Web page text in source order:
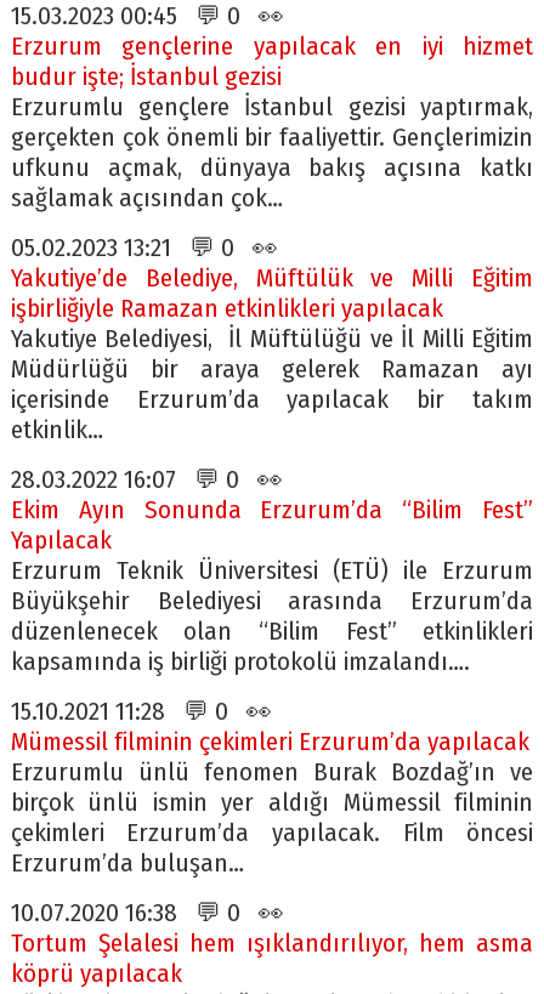
15.03.2023 00:45 💬 0 👀
Erzurum gençlerine yapılacak en iyi hizmet
budur işte; İstanbul gezisi
Erzurumlu gençlere İstanbul gezisi yaptırmak,
gerçekten çok önemli bir faaliyettir. Gençlerimizin
ufkunu açmak, dünyaya bakış açısına katkı
sağlamak açısından çok…
05.02.2023 13:21 💬 0 👀
Yakutiye’de Belediye, Müftülük ve Milli Eğitim
işbirliğiyle Ramazan etkinlikleri yapılacak
Yakutiye Belediyesi, İl Müftülüğü ve İl Milli Eğitim
Müdürlüğü bir araya gelerek Ramazan ayı
içerisinde Erzurum’da yapılacak bir takım
etkinlik…
28.03.2022 16:07 💬 0 👀
Ekim Ayın Sonunda Erzurum’da “Bilim Fest”
Yapılacak
Erzurum Teknik Üniversitesi (ETÜ) ile Erzurum
Büyükşehir Belediyesi arasında Erzurum’da
düzenlenecek olan “Bilim Fest” etkinlikleri
kapsamında iş birliği protokolü imzalandı….
15.10.2021 11:28 💬 0 👀
Mümessil filminin çekimleri Erzurum’da yapılacak
Erzurumlu ünlü fenomen Burak Bozdağ’ın ve
birçok ünlü ismin yer aldığı Mümessil filminin
çekimleri Erzurum’da yapılacak. Film öncesi
Erzurum’da buluşan…
10.07.2020 16:38 💬 0 👀
Tortum Şelalesi hem ışıklandırılıyor, hem asma
köprü yapılacak